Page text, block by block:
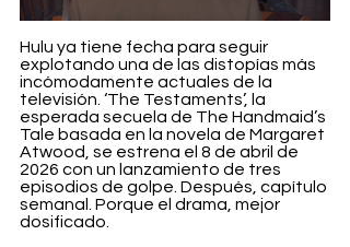
Hulu ya tiene fecha para seguir
explotando una de las distopías más
incómodamente actuales de la
televisión. ‘The Testaments’, la
esperada secuela de The Handmaid’s
Tale basada en la novela de Margaret
Atwood, se estrena el 8 de abril de
2026 con un lanzamiento de tres
episodios de golpe. Después, capítulo
semanal. Porque el drama, mejor
dosificado.